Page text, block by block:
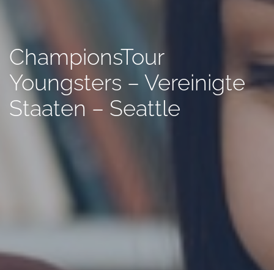
ChampionsTour
Youngsters – Vereinigte
Staaten – Seattle